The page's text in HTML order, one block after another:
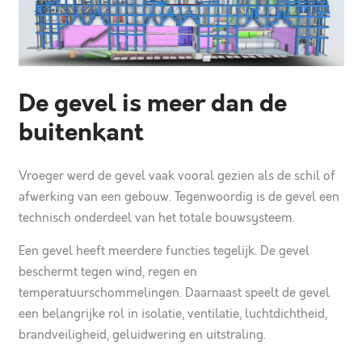
De gevel is meer dan de
buitenkant
Vroeger werd de gevel vaak vooral gezien als de schil of
afwerking van een gebouw. Tegenwoordig is de gevel een
technisch onderdeel van het totale bouwsysteem.
Een gevel heeft meerdere functies tegelijk. De gevel
beschermt tegen wind, regen en
temperatuurschommelingen. Daarnaast speelt de gevel
een belangrijke rol in isolatie, ventilatie, luchtdichtheid,
brandveiligheid, geluidwering en uitstraling.